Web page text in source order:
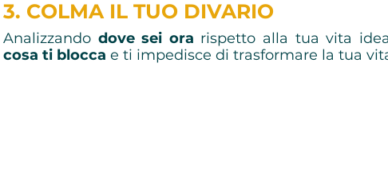
3. COLMA IL TUO DIVARIO
Analizzando dove sei ora rispetto alla tua vita
cosa ti blocca e ti impedisce di trasformare la tua